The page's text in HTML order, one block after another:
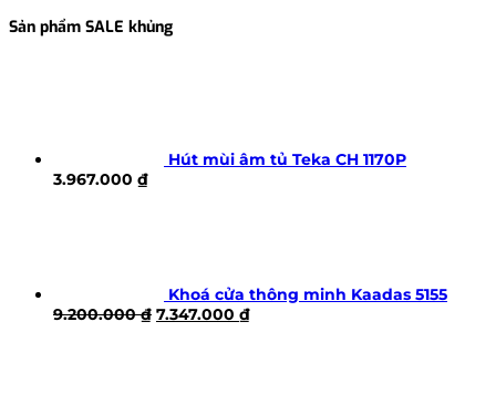
Sản phẩm SALE khủng
Hút mùi âm tủ Teka CH 1170P
3.967.000 ₫
Khoá cửa thông minh Kaadas 5155
9.200.000₫ Giá
7.347.000 ₫Giá